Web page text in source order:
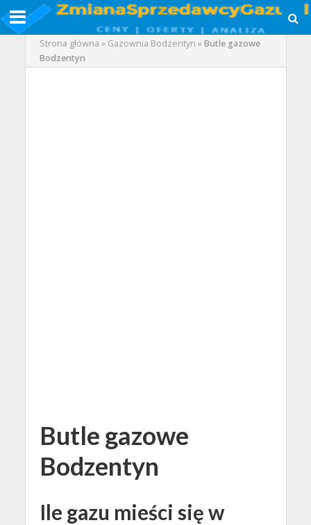
Strona główna » Gazownia Bodzentyn »Butle gazowe
Bodzentyn
Butle gazowe
Bodzentyn
Ile gazu mieści się w